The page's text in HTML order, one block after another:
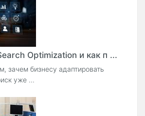
Optimization и как п ...
зачем бизнесу адаптировать
уже ...